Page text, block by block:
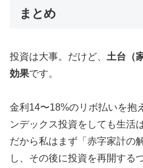
まとめ
投資は大事。だけど、 土台（
効果です。
金利14〜18%のリボ払いを抱
ンデックス投資をしても生活
だから私はまず「赤字家計の
し、その後に投資を再開する